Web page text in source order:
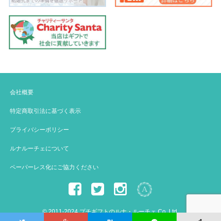
会社概要
特定商取引法に基づく表示
プライバシーポリシー
ルナルーチェについて
ペーパーレス化にご協力ください
© 2011-2024 プチギフトのルナ・ルーチェ Co.,Ltd.